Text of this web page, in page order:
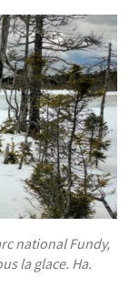
national Fundy,
la glace. Ha.